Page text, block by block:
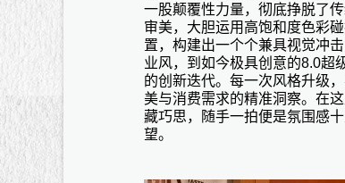
一股颠覆性力量，彻底挣脱了
审美，大胆运用高饱和度色彩
置，构建出一个个兼具视觉冲
业风，到如今极具创意的8.0超
的创新迭代。每一次风格升级
美与消费需求的精准洞察。在
藏巧思，随手一拍便是氛围感
望。